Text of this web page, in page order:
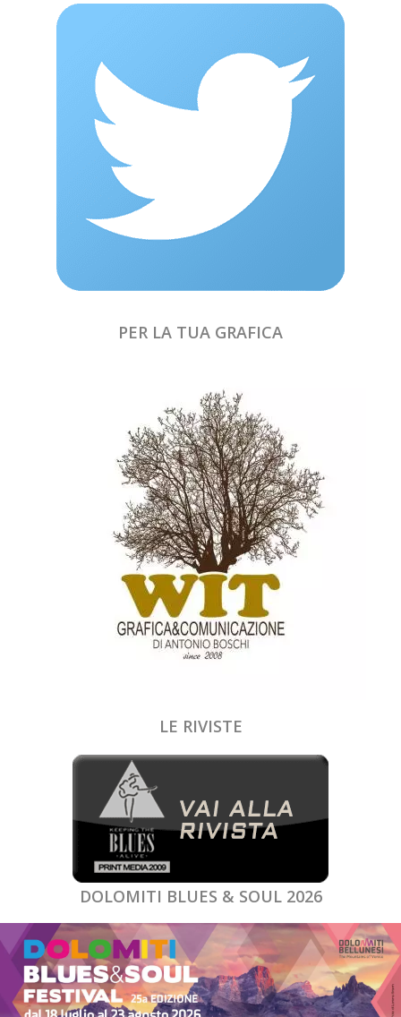
PER LA TUA GRAFICA
LE RIVISTE
DOLOMITI BLUES & SOUL 2026